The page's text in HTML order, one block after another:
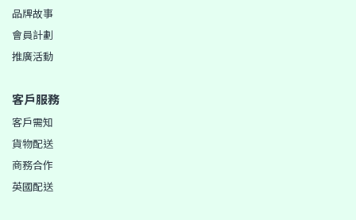
品牌故事
會員計劃
推廣活動
客戶服務
客戶需知
貨物配送
商務合作
英國配送